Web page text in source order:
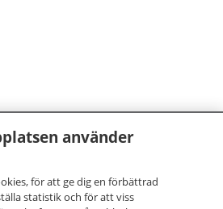
använder
för att ge dig en förbättrad
statistik och för att viss